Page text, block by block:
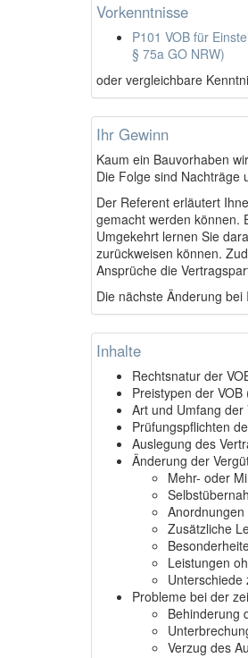
Vorkenntnisse
P101 VOB für
§ 75a GO NRW)
oder vergleichbare
Ihr Gewinn
Kaum ein Bauvorhaben
Die Folge sind Nachträge
Der Referent erläutert
gemacht werden können.
Umgekehrt lernen Sie
zurückweisen können.
Ansprüche die
Die nächste Änderung
Inhalte
Rechtsnatur der
Preistypen der VOB
Art und Umfang der
Prüfungspflichten
Auslegung des
Änderung der
Mehr- oder
Zusätzliche
Leistungen
Unterschiede
Probleme bei der
Behinderung
Verzug des